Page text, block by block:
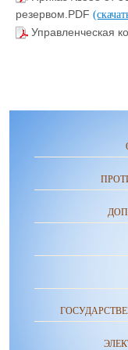
резервом.PDF
Управленческая